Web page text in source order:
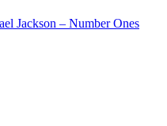
Jackson – Number Ones